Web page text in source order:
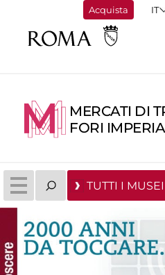
Acquista
MERCATI DI
FORI
TUTTI I MUSEI